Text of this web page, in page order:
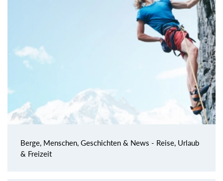
Berge, Menschen, Geschichten & News - Reise, Urlaub
& Freizeit